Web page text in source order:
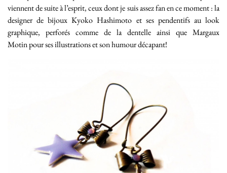
viennent de suite à l’esprit, ceux dont je suis assez fan en ce moment : la
designer de bijoux Kyoko Hashimoto et ses pendentifs au look
graphique, perforés comme de la dentelle ainsi que Margaux
Motin pour ses illustrations et son humour décapant!